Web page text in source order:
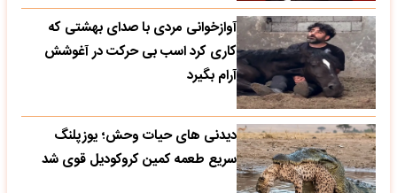
آوازخوانی مردی با صدای بهشتی که
کاری کرد اسب بی حرکت در آغوشش
آرام بگیرد
دیدنی های حیات وحش؛ یوزپلنگ
سریع طعمه کمین کروکودیل قوی شد